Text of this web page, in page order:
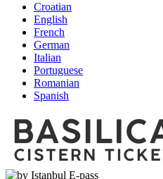
Croatian
English
French
German
Italian
Portuguese
Romanian
Spanish